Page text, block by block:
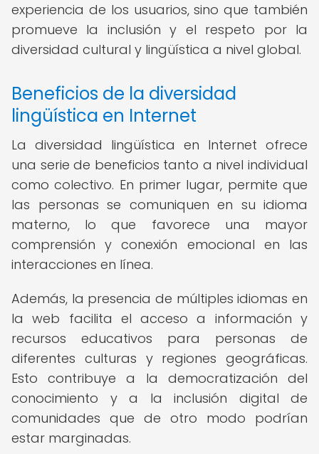
experiencia de los usuarios, sino que también
promueve la inclusión y el respeto por la
diversidad cultural y lingüística a nivel global.
Beneficios de la diversidad
lingüística en Internet
La diversidad lingüística en Internet ofrece
una serie de beneficios tanto a nivel individual
como colectivo. En primer lugar, permite que
las personas se comuniquen en su idioma
materno, lo que favorece una mayor
comprensión y conexión emocional en las
interacciones en línea.
Además, la presencia de múltiples idiomas en
la web facilita el acceso a información y
recursos educativos para personas de
diferentes culturas y regiones geográficas.
Esto contribuye a la democratización del
conocimiento y a la inclusión digital de
comunidades que de otro modo podrían
estar marginadas.